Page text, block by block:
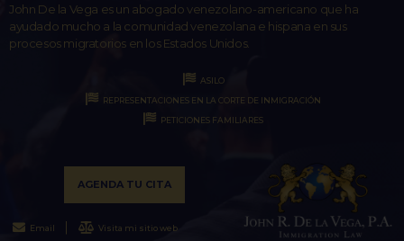
John De la Vega es un abogado venezolano-americano que ha
ayudado mucho a la comunidad venezolana e hispana en sus
procesos migratorios en los Estados Unidos.
ASILO
REPRESENTACIONES EN LA CORTE DE INMIGRACIÓN
PETICIONES FAMILIARES
AGENDA TU CITA
Email Visita mi sitio web